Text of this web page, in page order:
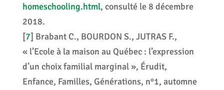
homeschooling.html, consulté le 8 décembre
2018.
[7] Brabant C., BOURDON S., JUTRAS F.,
« l’Ecole à la maison au Québec : l’expression
d’un choix familial marginal », Érudit,
Enfance, Familles, Générations, n°1, automne